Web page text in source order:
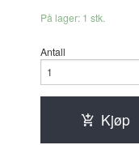
På lager: 1 stk.
Antall
Kjøp